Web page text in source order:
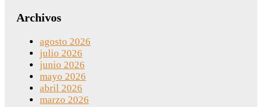
Archivos
agosto 2026
julio 2026
junio 2026
mayo 2026
abril 2026
marzo 2026